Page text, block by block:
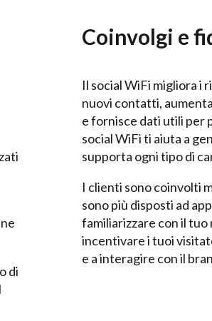
di
Coinvolgi e
Il social WiFi migliora i
nuovi contatti,
e fornisce dati utili per
social WiFi ti aiuta a
supporta ogni tipo di
I clienti sono coinvolti
sono più disposti ad
familiarizzare con il
incentivare i tuoi
e a interagire con il